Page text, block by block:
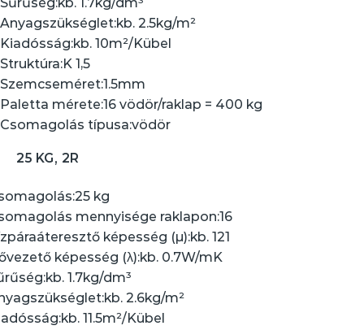
Anyagszükséglet:kb. 2.5kg/m²
Kiadósság:kb. 10m²/Kübel
Struktúra:K 1,5
Szemcseméret:1.5mm
Paletta mérete:16 vödör/raklap = 400 kg
Csomagolás típusa:vödör
25 KG, 2R
25 kg
mennyisége raklapon:16
képesség (µ):kb. 121
képesség (λ):kb. 0.7W/mK
kb. 1.7kg/dm³
kb. 2.6kg/m²
kb. 11.5m²/Kübel